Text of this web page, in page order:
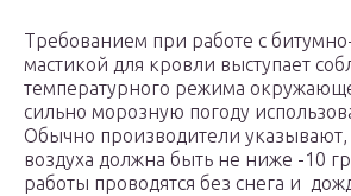
Требованием при работе с
мастикой для кровли выступает
температурного режима
сильно морозную погоду
Обычно производители указывают,
воздуха должна быть не ниже -10
работы проводятся без снега и